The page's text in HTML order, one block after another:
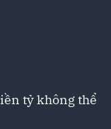
tỷ không thể